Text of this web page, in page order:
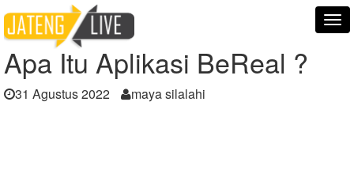
Home Berita Apa Itu Aplikasi BeReal ?
Apa Itu Aplikasi BeReal ?
31 Agustus 2022 maya silalahi